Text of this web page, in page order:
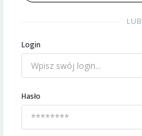
LUB
Login
Hasło